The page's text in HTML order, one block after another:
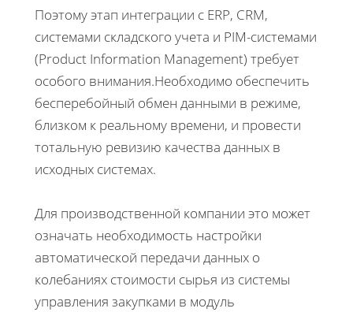
Поэтому этап интеграции с ERP, CRM,
системами складского учета и PIM-системами
(Product Information Management) требует
особого внимания.Необходимо обеспечить
бесперебойный обмен данными в режиме,
близком к реальному времени, и провести
тотальную ревизию качества данных в
исходных системах.
Для производственной компании это может
означать необходимость настройки
автоматической передачи данных о
колебаниях стоимости сырья из системы
управления закупками в модуль